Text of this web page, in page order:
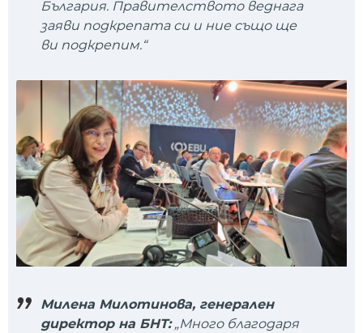
България. Правителството веднага
заяви подкрепата си и ние също ще
ви подкрепим.“
Милена Милотинова, генерален
директор на БНТ:„Много благодаря